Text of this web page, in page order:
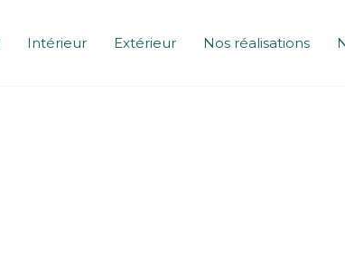
Intérieur Extérieur Nos réalisations